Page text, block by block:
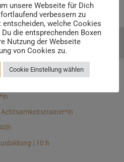
&
| 70h
| 10 h
unsere Webseite für Dich
verbessern zu
welche Cookies
die entsprechenden Boxen
Nutzung der Webseite
von Cookies zu.
Cookie Einstellung wählen
Beratung buchen